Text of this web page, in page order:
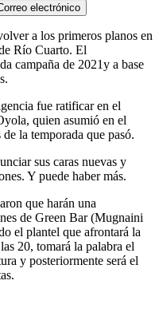
electrónico
a los primeros planos en
Río Cuarto. El
campaña de 2021y a base
fue ratificar en el
quien asumió en el
la temporada que pasó.
sus caras nuevas y
Y puede haber más.
que harán una
de Green Bar (Mugnaini
el plantel que afrontará la
20, tomará la palabra el
y posteriormente será el